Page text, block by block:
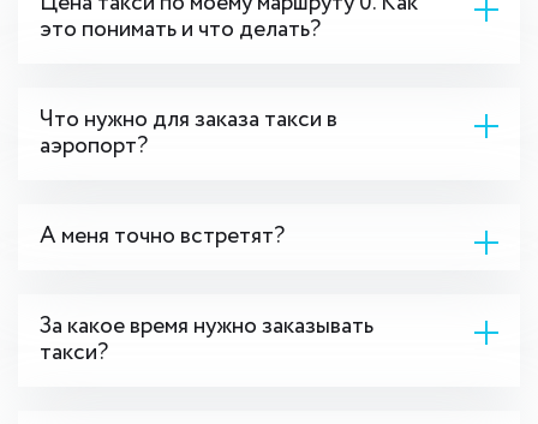
это понимать и что делать?
Что нужно для заказа такси в
аэропорт?
А меня точно встретят?
За какое время нужно заказывать
такси?